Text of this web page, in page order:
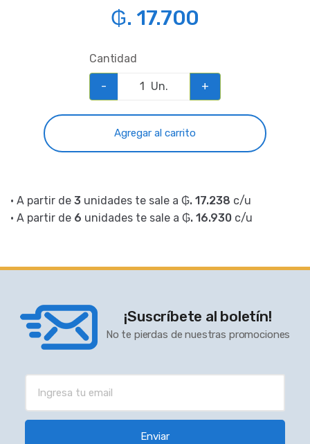
₲. 17.700
Cantidad
- Un. +
Agregar al carrito
• A partir de 3 unidades te sale a ₲. 17.238 c/u
• A partir de 6 unidades te sale a ₲. 16.930 c/u
¡Suscríbete al boletín!
No te pierdas de nuestras promociones
Enviar